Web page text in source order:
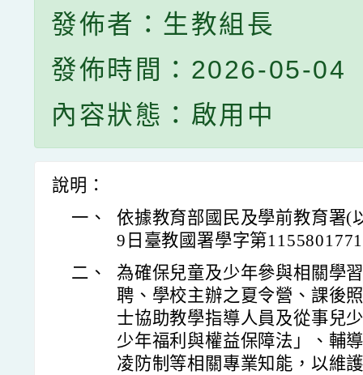
發佈者：生教組長
發佈時間：2026-05-04
內容狀態：啟用中
說明：
一、
依據教育部國民及學前教育署(
9日臺教國署學字第
二、
為確保兒童及少年參與相關學
聘、學校主辦之夏令營、課後
士協助教學指導人員及從事兒
少年福利與權益保障法」、輔
凌防制等相關專業知能，以維